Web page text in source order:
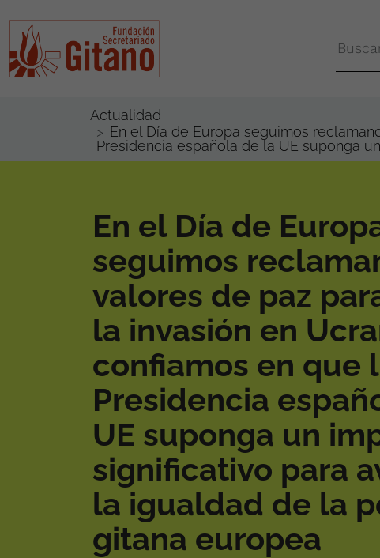
Actualidad
En el Día de Europa seguimos
Presidencia española de la UE suponga
En el Día de
seguimos
valores de paz
la invasión en
confiamos en que
Presidencia
UE suponga un
significativo para
la igualdad de la
gitana europea